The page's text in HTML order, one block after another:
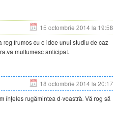
15 octombrie 2014 la 19:58
rog frumos cu o idee unui studiu de caz
multumesc anticipat.
18 octombrie 2014 la 20:17
înțeles rugămintea d-voastră. Vă rog să